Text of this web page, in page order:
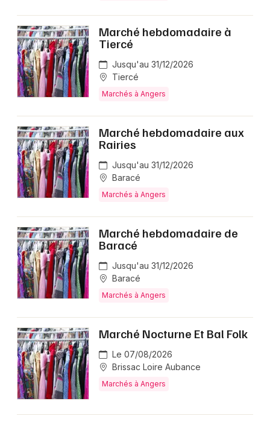
Marché hebdomadaire à
Tiercé
Jusqu'au 31/12/2026
Tiercé
Marchés à Angers
Marché hebdomadaire aux
Rairies
Jusqu'au 31/12/2026
Baracé
Marchés à Angers
Marché hebdomadaire de
Baracé
Jusqu'au 31/12/2026
Baracé
Marchés à Angers
Marché Nocturne Et Bal Folk
Le 07/08/2026
Brissac Loire Aubance
Marchés à Angers